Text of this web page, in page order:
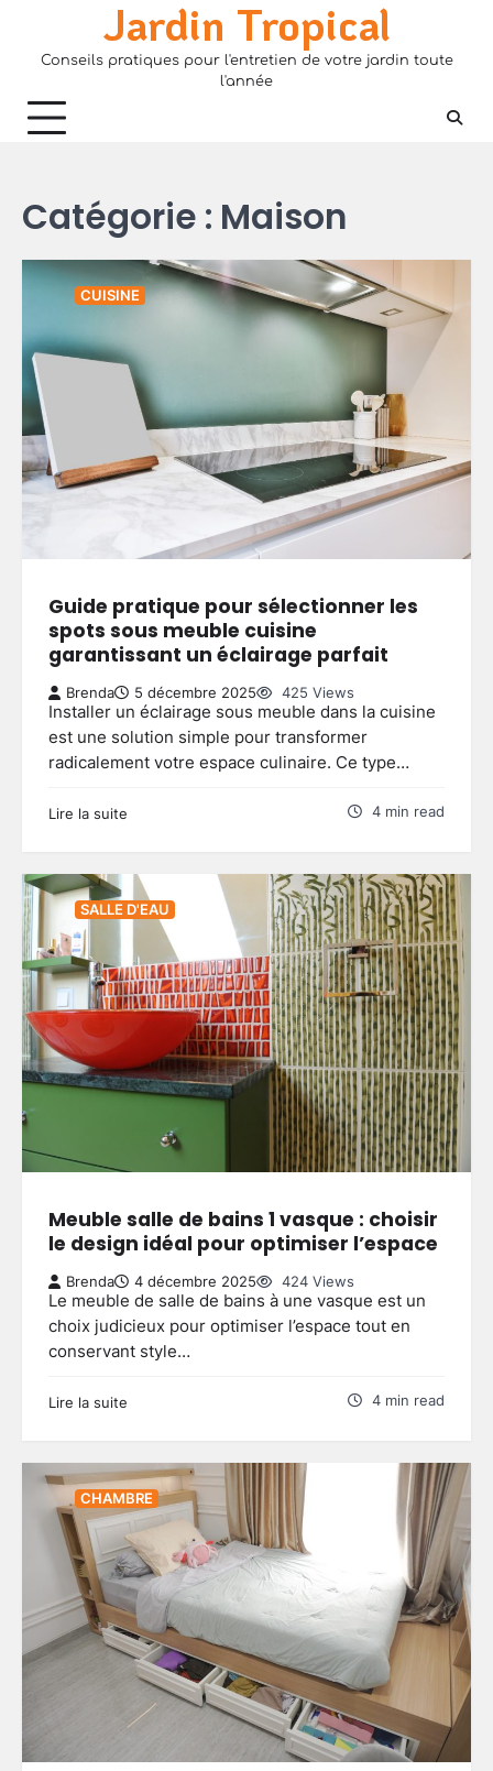
content
Jardin Tropical
Conseils pratiques pour l'entretien de votre jardin toute
l'année
Catégorie : Maison
CUISINE
Guide pratique pour sélectionner les
spots sous meuble cuisine
garantissant un éclairage parfait
Brenda 5 décembre 2025 425 Views
Installer un éclairage sous meuble dans la cuisine
est une solution simple pour transformer
radicalement votre espace culinaire. Ce type…
Lire la suite 4 min read
SALLE D'EAU
Meuble salle de bains 1 vasque : choisir
le design idéal pour optimiser l’espace
Brenda 4 décembre 2025 424 Views
Le meuble de salle de bains à une vasque est un
choix judicieux pour optimiser l’espace tout en
conservant style…
Lire la suite 4 min read
CHAMBRE